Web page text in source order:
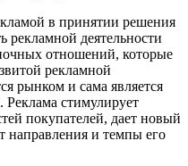
в принятии решения
рекламной деятельности
отношений, которые
рекламной
рынком и сама является
стимулирует
покупателей, дает новый
направления и темпы его